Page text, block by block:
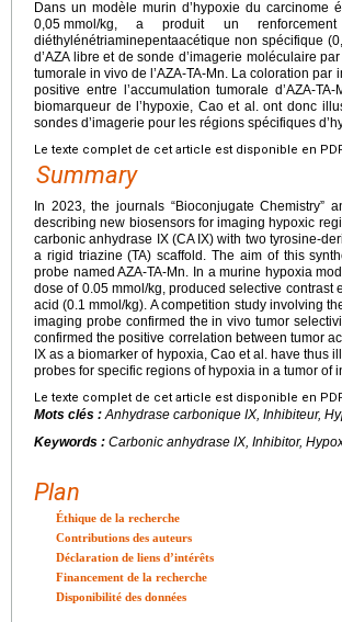
Dans un modèle murin d’hypoxie du carcinome
0,05 mmol/kg, a produit un
diéthylénétriaminepentaacétique non spécifique
d’AZA libre et de sonde d’imagerie moléculaire
tumorale in vivo de l’AZA-TA-Mn. La coloration
positive entre l’accumulation tumorale d’AZA-
biomarqueur de l’hypoxie, Cao et al. ont donc
sondes d’imagerie pour les régions spécifiques
Le texte complet de cet article est disponible en
Summary
In 2023, the journals “Bioconjugate Chemistry”
describing new biosensors for imaging hypoxic
carbonic anhydrase IX (CA IX) with two tyrosine-
a rigid triazine (TA) scaffold. The aim of this
probe named AZA-TA-Mn. In a murine hypoxia
dose of 0.05 mmol/kg, produced selective contrast
acid (0.1 mmol/kg). A competition study involving
imaging probe confirmed the in vivo tumor
confirmed the positive correlation between tumor
IX as a biomarker of hypoxia, Cao et al. have thus
probes for specific regions of hypoxia in a tumor of
Le texte complet de cet article est disponible en
Mots clés :Anhydrase carbonique IX, Inhibiteur,
Keywords : Carbonic anhydrase IX, Inhibitor,
Plan
Éthique de la recherche
Contributions des auteurs
Déclaration de liens d’intérêts
Financement de la recherche
Disponibilité des données